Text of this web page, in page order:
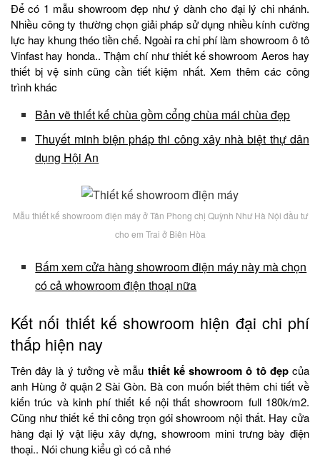
Để có 1 mẫu showroom đẹp như ý dành cho đại lý chi nhánh.
Nhiều công ty thường chọn giải pháp sử dụng nhiều kính cường
lực hay khung théo tiền chế. Ngoài ra chi phí làm showroom ô tô
Vinfast hay honda.. Thậm chí như thiết kế showroom Aeros hay
thiết bị vệ sinh cũng cần tiết kiệm nhất. Xem thêm các công
trình khác
Bản vẽ thiết kế chùa gồm cổng chùa mái chùa đẹp
Thuyết minh biện pháp thi công xây nhà biệt thự dân
dụng Hội An
Mẫu thiết kế showroom điện máy ở Tân Phong chị Quỳnh Như Hà Nội đầu tư
cho em Trai ở Biên Hòa
Bấm xem cửa hàng showroom điện máy này mà chọn
có cả whowroom điện thoại nữa
Kết nối thiết kế showroom hiện đại chi phí
thấp hiện nay
Trên đây là ý tưởng về mẫu thiết kế showroom ô tô đẹpcủa
anh Hùng ở quận 2 Sài Gòn. Bà con muốn biết thêm chi tiết về
kiến trúc và kinh phí thiết kế nội thất showroom full 180k/m2.
Cũng như thiết kế thi công trọn gói showroom nội thất. Hay cửa
hàng đại lý vật liệu xây dựng, showroom mini trưng bày điện
thoại.. Nói chung kiểu gì có cả nhé